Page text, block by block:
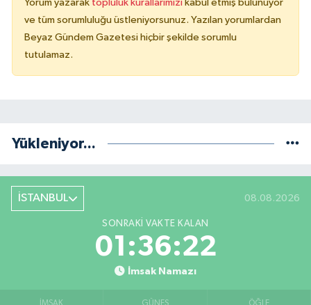
Yorum yazarak topluluk kurallarımızı kabul etmiş bulunuyor
ve tüm sorumluluğu üstleniyorsunuz. Yazılan yorumlardan
Beyaz Gündem Gazetesi hiçbir şekilde sorumlu
tutulamaz.
Yükleniyor...
İSTANBUL 08.08.2026
SONRAKI VAKTE KALAN
01:36:21
İmsak Namazı
İMSAK GÜNEŞ ÖĞLE